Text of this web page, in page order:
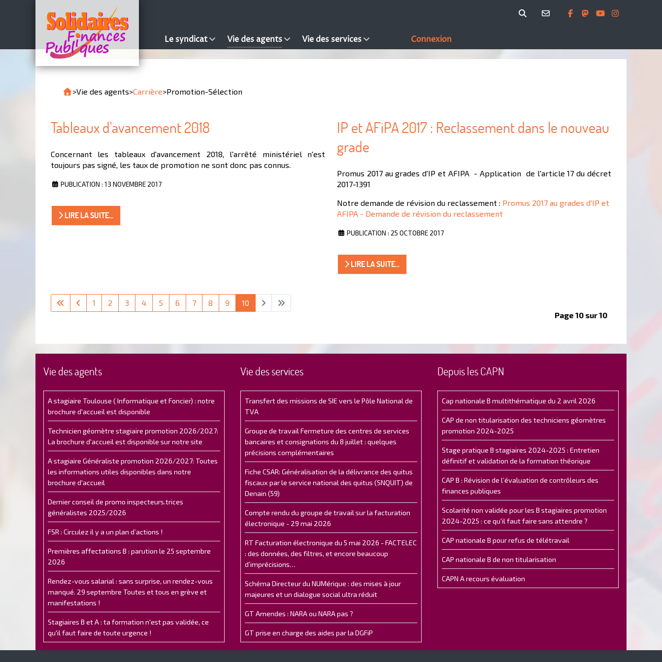
Le syndicat Vie des agents Vie des services Connexion
>Vie des agents>Carrière>Promotion-Sélection
Tableaux d'avancement 2018
Concernant les tableaux d'avancement 2018, l'arrêté ministériel n'est
toujours pas signé, les taux de promotion ne sont donc pas connus.
PUBLICATION : 13 NOVEMBRE 2017
LIRE LA SUITE...
IP et AFiPA 2017 : Reclassement dans le nouveau
grade
Promus 2017 au grades d'IP et AFIPA - Application de l'article 17 du décret
2017-1391
Notre demande de révision du reclassement : Promus 2017 au grades d'IP et
AFIPA - Demande de révision du reclassement
PUBLICATION : 25 OCTOBRE 2017
LIRE LA SUITE...
Page 10 sur 10
1 2 3 4 5 6 7 8 9 10
Vie des agents
A stagiaire Toulouse ( Informatique et Foncier) : notre
brochure d'accueil est disponible
Technicien géomètre stagiaire promotion 2026/2027:
La brochure d'accueil est disponible sur notre site
A stagiaire Généraliste promotion 2026/2027: Toutes
les informations utiles disponibles dans notre
brochure d'accueil
Dernier conseil de promo inspecteurs.trices
généralistes 2025/2026
FSR : Circulez il y a un plan d’actions !
Premières affectations B : parution le 25 septembre
2026
Rendez-vous salarial : sans surprise, un rendez-vous
manqué. 29 septembre Toutes et tous en grève et
manifestations !
Stagiaires B et A : ta formation n'est pas validée, ce
qu'il faut faire de toute urgence !
Vie des services
Transfert des missions de SIE vers le Pôle National de
TVA
Groupe de travail Fermeture des centres de services
bancaires et consignations du 8 juillet : quelques
précisions complémentaires
Fiche CSAR: Généralisation de la délivrance des quitus
fiscaux par le service national des quitus (SNQUIT) de
Denain (59)
Compte rendu du groupe de travail sur la facturation
électronique - 29 mai 2026
RT Facturation électronique du 5 mai 2026 - FACTELEC
: des données, des filtres, et encore beaucoup
d’imprécisions…
Schéma Directeur du NUMérique : des mises à jour
majeures et un dialogue social ultra réduit
GT Amendes : NARA ou NARA pas ?
GT prise en charge des aides par la DGFiP
Depuis les CAPN
Cap nationale B multithématique du 2 avril 2026
CAP de non titularisation des techniciens géomètres
promotion 2024-2025
Stage pratique B stagiaires 2024-2025 : Entretien
définitif et validation de la formation théorique
CAP B : Révision de l’évaluation de contrôleurs des
finances publiques
Scolarité non validée pour les B stagiaires promotion
2024-2025 : ce qu'il faut faire sans attendre ?
CAP nationale B pour refus de télétravail
CAP nationale B de non titularisation
CAPN A recours évaluation